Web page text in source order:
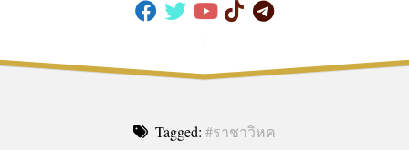
Tagged: #ราชาวิหค